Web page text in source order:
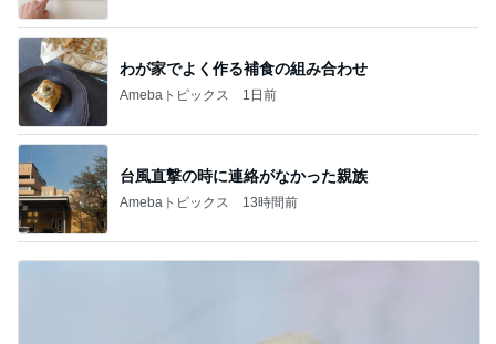
わが家でよく作る補食の組み合わせ
Amebaトピックス 1日前
台風直撃の時に連絡がなかった親族
Amebaトピックス 13時間前